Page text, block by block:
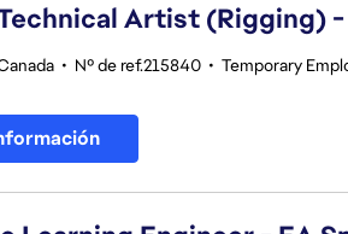
Artist (Rigging) -
• Nº de ref.215840 • Temporary